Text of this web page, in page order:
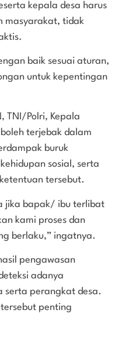
kepala desa harus
masyarakat, tidak
baik sesuai aturan,
untuk kepentingan
TNI/Polri, Kepala
terjebak dalam
buruk
sosial, serta
tersebut.
jika bapak/ ibu terlibat
kami proses dan
berlaku,” ingatnya.
pengawasan
adanya
serta perangkat desa.
penting